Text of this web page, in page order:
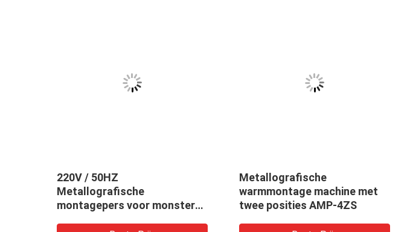
220V / 50HZ
Metallografische
montagepers voor monsters
Metallografische
warmmontage machine met
twee posities AMP-4ZS